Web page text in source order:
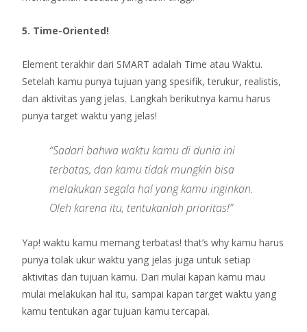
5. Time-Oriented!
Element terakhir dari SMART adalah Time atau Waktu.
Setelah kamu punya tujuan yang spesifik, terukur, realistis,
dan aktivitas yang jelas. Langkah berikutnya kamu harus
punya target waktu yang jelas!
“Sadari bahwa waktu kamu di dunia ini
terbatas, dan kamu tidak mungkin bisa
melakukan segala hal yang kamu inginkan.
Oleh karena itu, tentukanlah prioritas!”
Yap! waktu kamu memang terbatas! that’s why kamu harus
punya tolak ukur waktu yang jelas juga untuk setiap
aktivitas dan tujuan kamu. Dari mulai kapan kamu mau
mulai melakukan hal itu, sampai kapan target waktu yang
kamu tentukan agar tujuan kamu tercapai.